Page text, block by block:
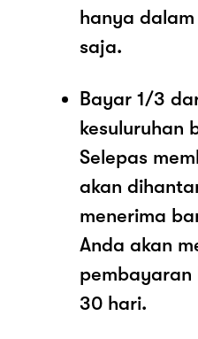
hanya
saja.
Bayar 1/3
kesuluruhan
Selepas
akan
menerima
Anda akan
pembayaran
30 hari.